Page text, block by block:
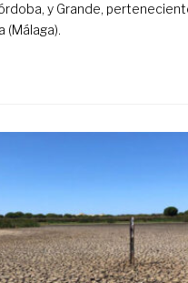
y Grande,
(Málaga).